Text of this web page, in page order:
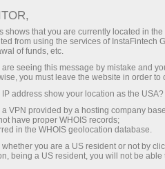
20.05.2026 08:21
ochish Demo-hisob-varag‘ini
shows that you are currently located in
from using the services of InstaFintech
of funds, etc.
are seeing this message by mistake and
you must leave the website in order
address show your location as the USA?
VPN provided by a hosting company
have proper WHOIS records;
in the WHOIS geolocation database.
whether you are a US resident or not by
being a US resident, you will not be